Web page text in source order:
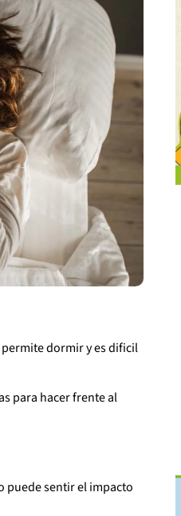
dormir y es dificil
para hacer frente al
puede sentir el impacto